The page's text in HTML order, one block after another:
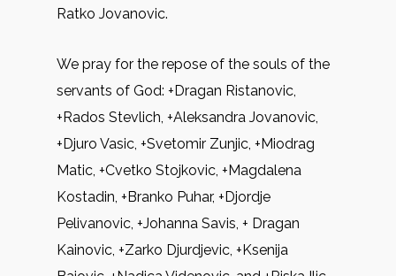
Ratko Jovanovic.
We pray for the repose of the souls of the
servants of God: +Dragan Ristanovic,
+Rados Stevlich, +Aleksandra Jovanovic,
+Djuro Vasic, +Svetomir Zunjic, +Miodrag
Matic, +Cvetko Stojkovic, +Magdalena
Kostadin, +Branko Puhar, +Djordje
Pelivanovic, +Johanna Savis, + Dragan
Kainovic, +Zarko Djurdjevic, +Ksenija